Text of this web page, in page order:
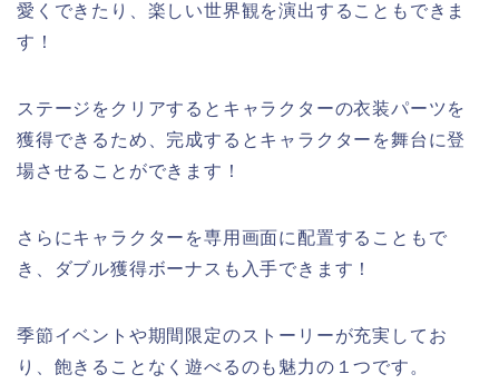
愛くできたり、楽しい世界観を演出することもできま
す！
ステージをクリアするとキャラクターの衣装パーツを
獲得できるため、完成するとキャラクターを舞台に登
場させることができます！
さらにキャラクターを専用画面に配置することもで
き、ダブル獲得ボーナスも入手できます！
季節イベントや期間限定のストーリーが充実してお
り、飽きることなく遊べるのも魅力の１つです。